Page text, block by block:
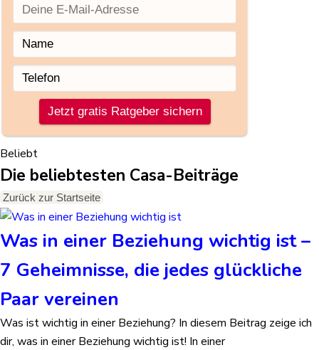
Beliebt
Die beliebtesten Casa-Beiträge
Zurück zur Startseite
Was in einer Beziehung wichtig ist –
7 Geheimnisse, die jedes glückliche
Paar vereinen
Was ist wichtig in einer Beziehung? In diesem Beitrag zeige ich
dir, was in einer Beziehung wichtig ist! In einer